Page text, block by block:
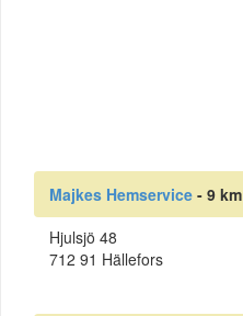
Majkes Hemservice - 9 km
Hjulsjö 48
712 91 Hällefors